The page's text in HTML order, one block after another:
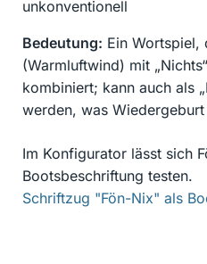
unkonventionell
Bedeutung: Ein Wortspiel,
(Warmluftwind) mit
kombiniert; kann auch als
werden, was
Im Konfigurator lässt sich
Bootsbeschriftung testen.
Schriftzug "Fön-Nix" als